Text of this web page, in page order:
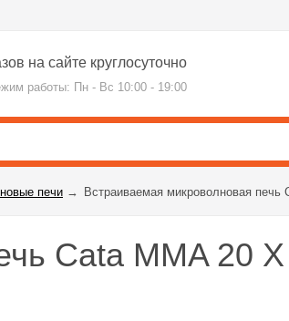
на сайте круглосуточно
работы: Пн - Вс 10:00 - 19:00
печи → Встраиваемая микроволновая печь
Cata MMA 20 X